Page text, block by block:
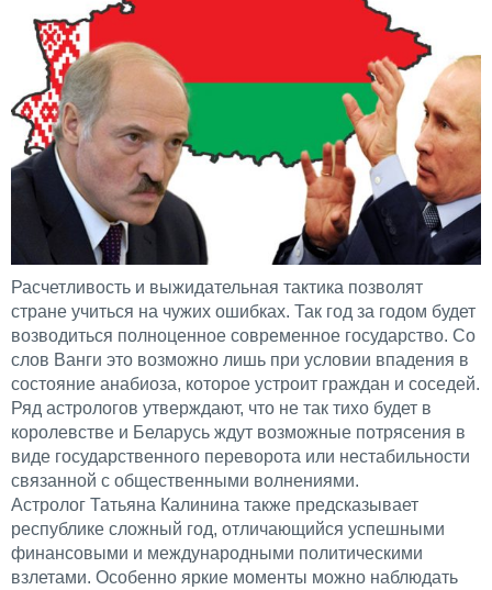
Расчетливость и выжидательная тактика позволят
стране учиться на чужих ошибках. Так год за годом будет
возводиться полноценное современное государство. Со
слов Ванги это возможно лишь при условии впадения в
состояние анабиоза, которое устроит граждан и соседей.
Ряд астрологов утверждают, что не так тихо будет в
королевстве и Беларусь ждут возможные потрясения в
виде государственного переворота или нестабильности
связанной с общественными волнениями.
Астролог Татьяна Калинина также предсказывает
республике сложный год, отличающийся успешными
финансовыми и международными политическими
взлетами. Особенно яркие моменты можно наблюдать